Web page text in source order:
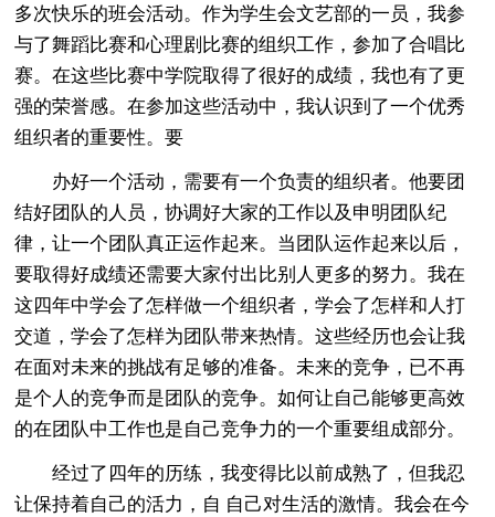
多次快乐的班会活动。作为学生会文艺部的一员，我参
与了舞蹈比赛和心理剧比赛的组织工作，参加了合唱比
赛。在这些比赛中学院取得了很好的成绩，我也有了更
强的荣誉感。在参加这些活动中，我认识到了一个优秀
组织者的重要性。要
办好一个活动，需要有一个负责的组织者。他要团
结好团队的人员，协调好大家的工作以及申明团队纪
律，让一个团队真正运作起来。当团队运作起来以后，
要取得好成绩还需要大家付出比别人更多的努力。我在
这四年中学会了怎样做一个组织者，学会了怎样和人打
交道，学会了怎样为团队带来热情。这些经历也会让我
在面对未来的挑战有足够的准备。未来的竞争，已不再
是个人的竞争而是团队的竞争。如何让自己能够更高效
的在团队中工作也是自己竞争力的一个重要组成部分。
经过了四年的历练，我变得比以前成熟了，但我忍
让保持着自己的活力，自 自己对生活的激情。我会在今